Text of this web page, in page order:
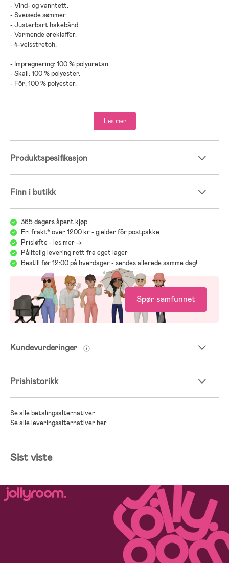
- Vind- og vanntett.
- Sveisede sømmer.
- Justerbart hakebånd.
- Varmende øreklaffer.
- 4-veisstretch.
- Impregnering: 100 % polyuretan.
- Skall: 100 % polyester.
- Fôr: 100 % polyester.
Les mer
Produktspesifikasjon
Finn i butikk
365 dagers åpent kjøp
Fri frakt* over 1200 kr - gjelder för postpakke
Prisløfte - les mer ->
Pålitelig levering rett fra eget lager
Bestill før 12:00 på hverdager - sendes allerede samme dag!
Spør samfunnet
Kundevurderinger
Prishistorikk
Se alle betalingsalternativer
Se alle leveringsalternativer her
Sist viste